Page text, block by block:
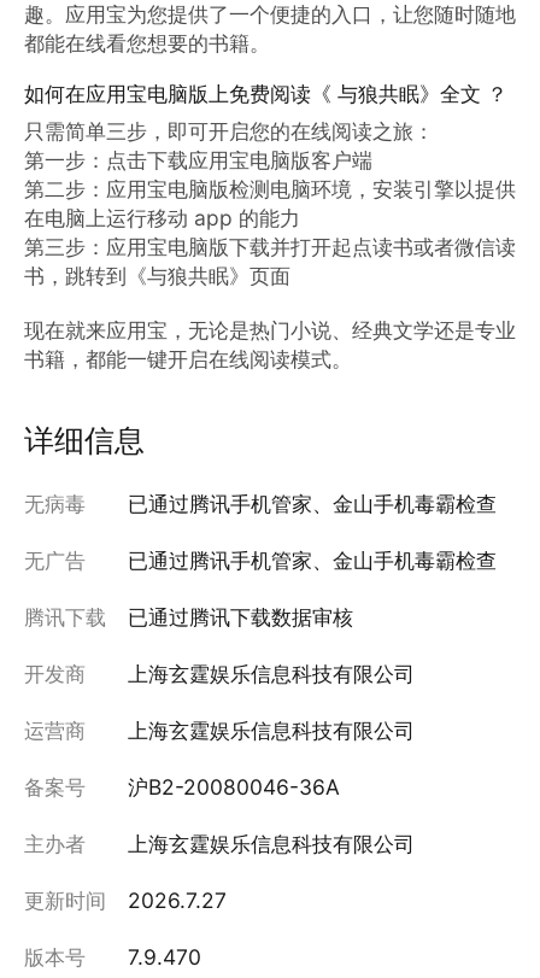
趣。应用宝为您提供了一个便捷的入口，让您随时随地
都能在线看您想要的书籍。
如何在应用宝电脑版上免费阅读《 与狼共眠》全文 ？
只需简单三步，即可开启您的在线阅读之旅：
第一步：点击下载应用宝电脑版客户端
第二步：应用宝电脑版检测电脑环境，安装引擎以提供
在电脑上运行移动 app 的能力
第三步：应用宝电脑版下载并打开起点读书或者微信读
书，跳转到《与狼共眠》页面
现在就来应用宝，无论是热门小说、经典文学还是专业
书籍，都能一键开启在线阅读模式。
详细信息
无病毒 已通过腾讯手机管家、金山手机毒霸检查
无广告 已通过腾讯手机管家、金山手机毒霸检查
腾讯下载 已通过腾讯下载数据审核
开发商 上海玄霆娱乐信息科技有限公司
运营商 上海玄霆娱乐信息科技有限公司
备案号 沪B2-20080046-36A
主办者 上海玄霆娱乐信息科技有限公司
更新时间 2026.7.27
版本号 7.9.470